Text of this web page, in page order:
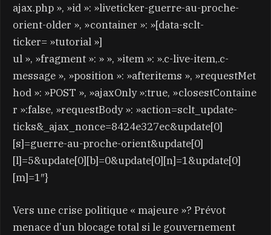
ajax.php », »id »: »liveticker-guerre-au-proche-
orient-older », »container »: »[data-sclt-
ticker= »tutorial »]
ul », »fragment »: » », »item »: ».c-live-item,.c-
message », »position »: »afteritems », »requestMet
hod »: »POST », »ajaxOnly »:true, »closestContaine
r »:false, »requestBody »: »action=sclt_update-
ticks&_ajax_nonce=8424e327ec&update[0]
[s]=guerre-au-proche-orient&update[0]
[l]=5&update[0][b]=0&update[0][n]=1&update[0]
[m]=1″}
Vers une crise politique « majeure »? Prévot
menace d’un blocage total si le gouvernement